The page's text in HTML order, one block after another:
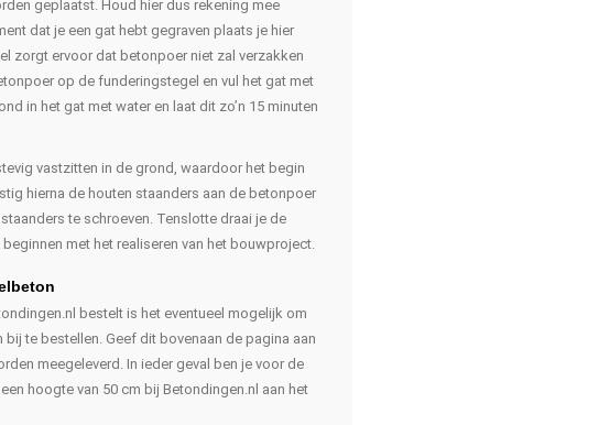
geplaatst. Houd hier dus rekening mee
dat je een gat hebt gegraven plaats je hier
zorgt ervoor dat betonpoer niet zal verzakken
op de funderingstegel en vul het gat met
in het gat met water en laat dit zo’n 15 minuten
vastzitten in de grond, waardoor het begin
hierna de houten staanders aan de betonpoer
te schroeven. Tenslotte draai je de
met het realiseren van het bouwproject.
bestelt is het eventueel mogelijk om
te bestellen. Geef dit bovenaan de pagina aan
meegeleverd. In ieder geval ben je voor de
hoogte van 50 cm bij Betondingen.nl aan het